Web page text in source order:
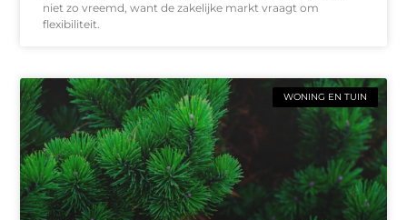
niet zo vreemd, want de zakelijke markt vraagt om
flexibiliteit.
WONING EN TUIN